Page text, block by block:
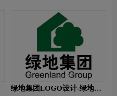
绿地集团LOGO设计-绿地集